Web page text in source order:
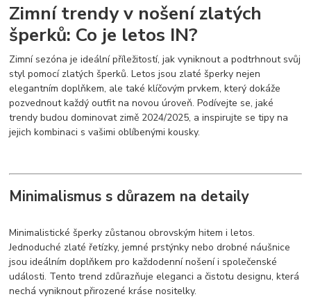
Zimní trendy v nošení zlatých
šperků: Co je letos IN?
Zimní sezóna je ideální příležitostí, jak vyniknout a podtrhnout svůj
styl pomocí zlatých šperků. Letos jsou zlaté šperky nejen
elegantním doplňkem, ale také klíčovým prvkem, který dokáže
pozvednout každý outfit na novou úroveň. Podívejte se, jaké
trendy budou dominovat zimě 2024/2025, a inspirujte se tipy na
jejich kombinaci s vašimi oblíbenými kousky.
Minimalismus s důrazem na detaily
Minimalistické šperky zůstanou obrovským hitem i letos.
Jednoduché zlaté řetízky, jemné prstýnky nebo drobné náušnice
jsou ideálním doplňkem pro každodenní nošení i společenské
události. Tento trend zdůrazňuje eleganci a čistotu designu, která
nechá vyniknout přirozené kráse nositelky.